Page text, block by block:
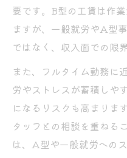
要です。B型の工賃は作
ますが、一般就労やA型
ではなく、収入面での限
また、フルタイム勤務に
労やストレスが蓄積しや
になるリスクも高まりま
タッフとの相談を重ねる
は、A型や一般就労への